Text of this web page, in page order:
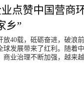
点赞中国营商
乡”
放40载，砥砺奋进，破浪
球发展带来了红利。随着
商业治理不断加强，越来